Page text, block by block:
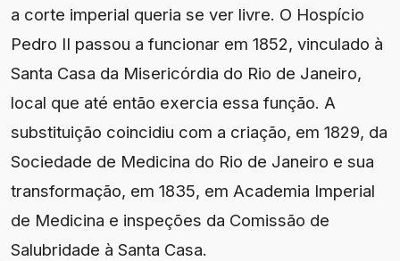
a corte imperial queria se ver livre. O Hospício
Pedro II passou a funcionar em 1852, vinculado à
Santa Casa da Misericórdia do Rio de Janeiro,
local que até então exercia essa função. A
substituição coincidiu com a criação, em 1829, da
Sociedade de Medicina do Rio de Janeiro e sua
transformação, em 1835, em Academia Imperial
de Medicina e inspeções da Comissão de
Salubridade à Santa Casa.